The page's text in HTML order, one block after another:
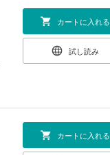
カートに入れる
試し読み
カートに入れる